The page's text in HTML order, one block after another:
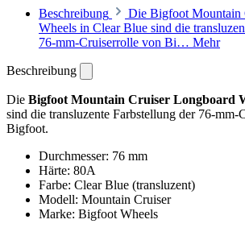
Beschreibung
Die Bigfoot Mountain
Wheels in Clear Blue sind die
76-mm-Cruiserrolle von Bi… Mehr
Beschreibung
Die Bigfoot Mountain Cruiser Longboard
sind die transluzente Farbstellung der 76-mm-
Bigfoot.
Durchmesser: 76 mm
Härte: 80A
Farbe: Clear Blue (transluzent)
Modell: Mountain Cruiser
Marke: Bigfoot Wheels